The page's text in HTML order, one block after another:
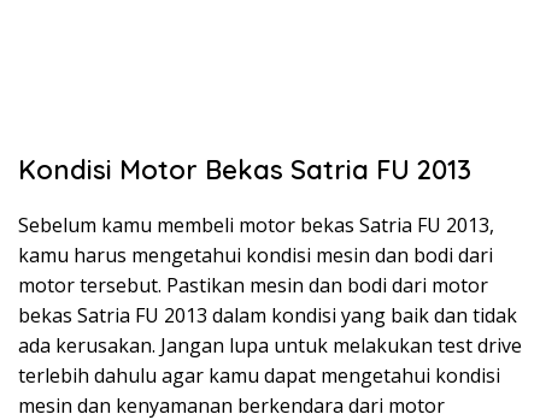
Kondisi Motor Bekas Satria FU 2013
Sebelum kamu membeli motor bekas Satria FU 2013,
kamu harus mengetahui kondisi mesin dan bodi dari
motor tersebut. Pastikan mesin dan bodi dari motor
bekas Satria FU 2013 dalam kondisi yang baik dan tidak
ada kerusakan. Jangan lupa untuk melakukan test drive
terlebih dahulu agar kamu dapat mengetahui kondisi
mesin dan kenyamanan berkendara dari motor